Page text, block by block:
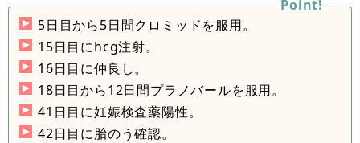
5日目から5日間クロミッドを服用。
15日目にhcg注射。
16日目に仲良し。
18日目から12日間プラノバールを服用。
41日目に妊娠検査薬陽性。
42日目に胎のう確認。